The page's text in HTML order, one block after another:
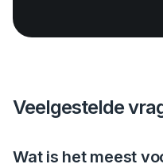
Veelgestelde
Wat is het meest